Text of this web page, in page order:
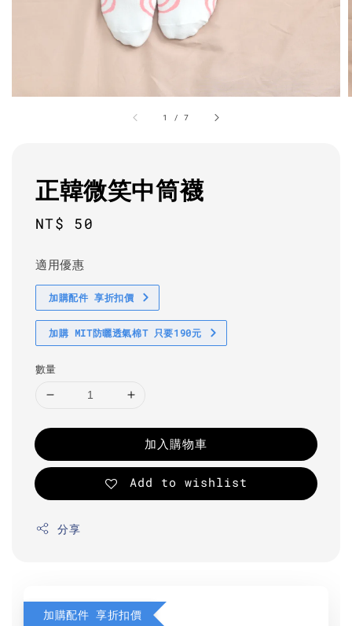
1 /7
正韓微笑中筒襪
Regular
NT$ 50
適用優惠
加購配件 享折扣價
加購 MIT防曬透氣棉T 只要190元
數量
加入購物車
Add to wishlist
分享
加購配件 享折扣價